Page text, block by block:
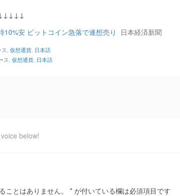
10%安 ビットコイン急落で連想売り
日本経済新聞
仮想通貨 日本語
ス 仮想通貨 日本語
below!
ことはありません。 * が付いている欄は必須項目です